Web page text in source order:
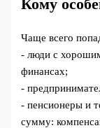
Кому
Чаще всего
- люди с
финансах;
-
- пенсионеры и
сумму: